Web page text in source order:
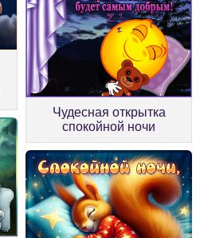
Чудесная открытка
спокойной ночи